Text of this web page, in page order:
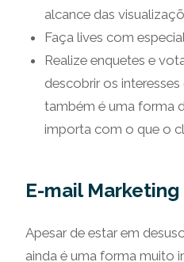
alcance das
Faça lives com
Realize enquetes e
descobrir os
também é uma forma
importa com o que o
E-mail Marketing
Apesar de estar em
ainda é uma forma muito